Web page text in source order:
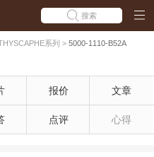
搜索
系列 > 5000-1110-B52A
报价 文章
点评 心得